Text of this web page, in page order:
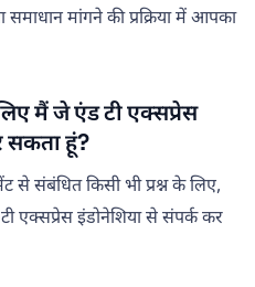
मांगने की प्रक्रिया में आपका
मैं जे एंड टी एक्सप्रेस
सकता हूं?
से संबंधित किसी भी प्रश्न के लिए,
इंडोनेशिया से संपर्क कर